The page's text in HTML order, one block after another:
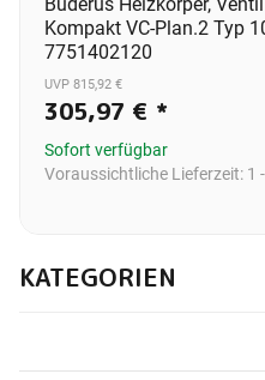
Kompakt VC-Plan.2 Typ
7751402120
UVP 815,92 €
305,97 € *
Sofort verfügbar
Voraussichtliche Lieferzeit: 1
KATEGORIEN